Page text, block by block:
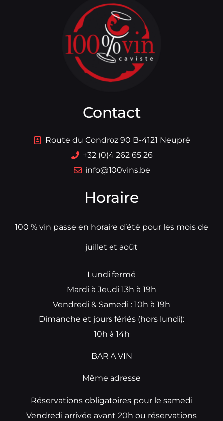
Contact
Route du Condroz 90 B-4121 Neupré
+32 (0)4 262 65 26
info@100vins.be
Horaire
100 % vin passe en horaire d’été pour les mois de
juillet et août
Lundi fermé
Mardi à Jeudi 13h à 19h
Vendredi & Samedi : 10h à 19h
Dimanche et jours fériés (hors lundi):
10h à 14h
BAR A VIN
Même adresse
Réservations obligatoires pour le samedi
Vendredi arrivée avant 20h ou réservations